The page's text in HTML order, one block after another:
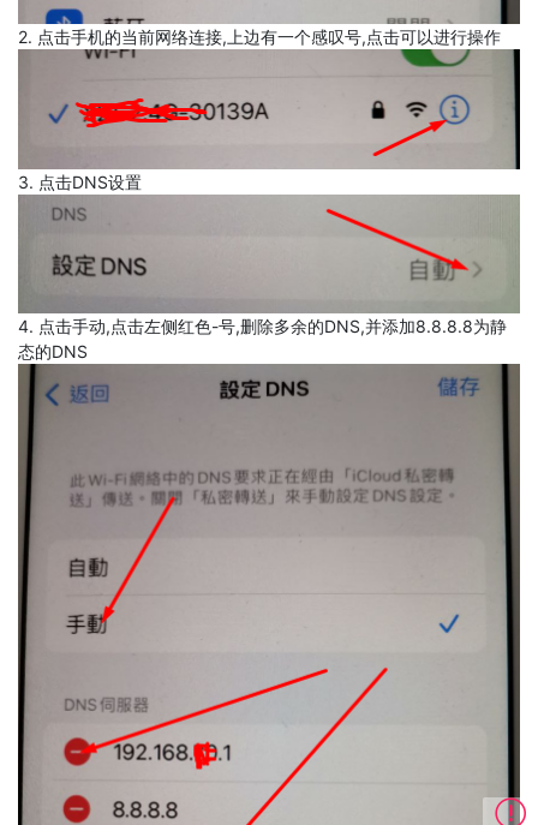
2. 点击手机的当前网络连接,上边有一个感叹号,点击可以进行操作
3. 点击DNS设置
4. 点击手动,点击左侧红色-号,删除多余的DNS,并添加8.8.8.8为静
态的DNS